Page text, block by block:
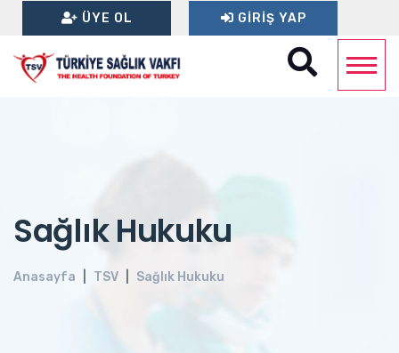
ÜYE OL GIRIŞ YAP
Sağlık Hukuku
Anasayfa TSV Sağlık Hukuku